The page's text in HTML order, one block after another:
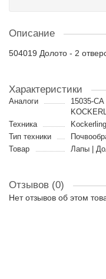
Описание
504019 Долото - 2
Характеристики
Аналоги
15035-
Техника
Тип техники
Товар
Лапы |
Отзывов (0)
Нет отзывов об этом